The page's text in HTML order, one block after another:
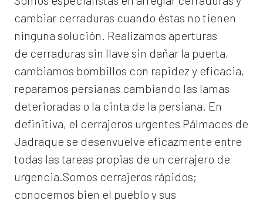
cambiar cerraduras cuando éstas no tienen
ninguna solución. Realizamos aperturas
de cerraduras sin llave sin dañar la puerta,
cambiamos bombillos con rapidez y eficacia,
reparamos persianas cambiando las lamas
deterioradas o la cinta de la persiana. En
definitiva, el cerrajeros urgentes Pálmaces de
Jadraque se desenvuelve eficazmente entre
todas las tareas propias de un cerrajero de
urgencia.Somos cerrajeros rápidos;
conocemos bien el pueblo y sus